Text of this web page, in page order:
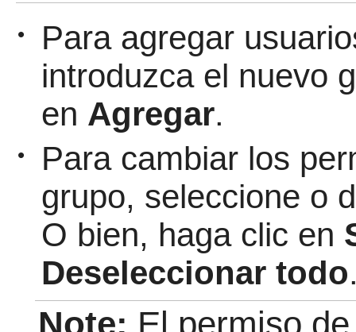
•
Para agregar
introduzca el nuevo
en Agregar.
•
Para cambiar los
grupo, seleccione o
O bien, haga clic en
Deseleccionar todo
Note: El permiso